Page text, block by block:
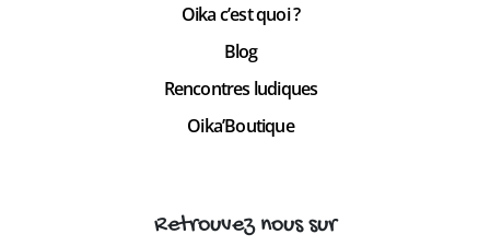
Oika c’est quoi ?
Blog
Rencontres ludiques
Oika’Boutique
Retrouvez nous sur